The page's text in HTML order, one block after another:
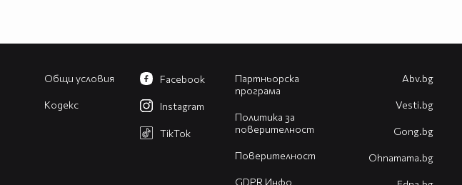
Общи условия
Кодекс
Партньорска
програма
Политика за
поверителност
Поверителност
GDPR Инфо
Facebook
Instagram
TikTok
Abv.bg
Vesti.bg
Gong.bg
Оhnamama.bg